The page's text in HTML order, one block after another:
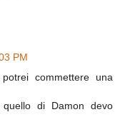
PM
commettere una
di Damon devo